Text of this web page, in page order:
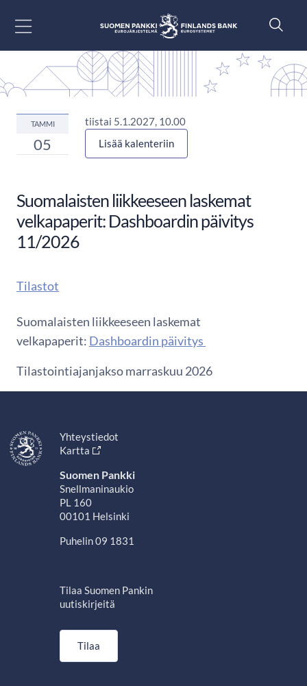
TAMMI
05
tiistai 5.1.2027, 10.00
Lisää kalenteriin
Suomalaisten liikkeeseen laskemat
velkapaperit: Dashboardin päivitys
11/2026
Tilastot
Suomalaisten liikkeeseen laskemat
velkapaperit: Dashboardin päivitys
Tilastointiajanjakso marraskuu 2026
Yhteystiedot
Kartta
Suomen Pankki
Snellmaninaukio
PL 160
00101 Helsinki
Puhelin 09 1831
Tilaa Suomen Pankin
uutiskirjeitä
Tilaa